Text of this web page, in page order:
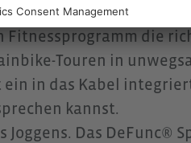
die
Touren in
in das Kabel
kannst.
Das DeFunc®